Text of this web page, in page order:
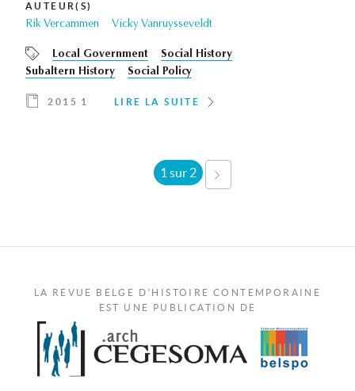
AUTEUR(S)
Rik Vercammen Vicky Vanruysseveldt
Local Government
Social History
Subaltern History
Social Policy
2015 1 LIRE LA SUITE
1 sur 2
LA REVUE BELGE D'HISTOIRE CONTEMPORAINE
EST UNE PUBLICATION DE